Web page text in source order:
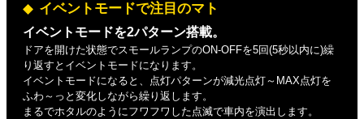
イベントモードで注目のマト
イベントモードを2パターン搭載。
ドアを開けた状態でスモールランプのON-OFFを5回(5秒以内に)繰
り返すとイベントモードになります。
イベントモードになると、点灯パターンが減光点灯～MAX点灯を
ふわ～っと変化しながら繰り返します。
まるでホタルのようにフワフワした点滅で車内を演出します。